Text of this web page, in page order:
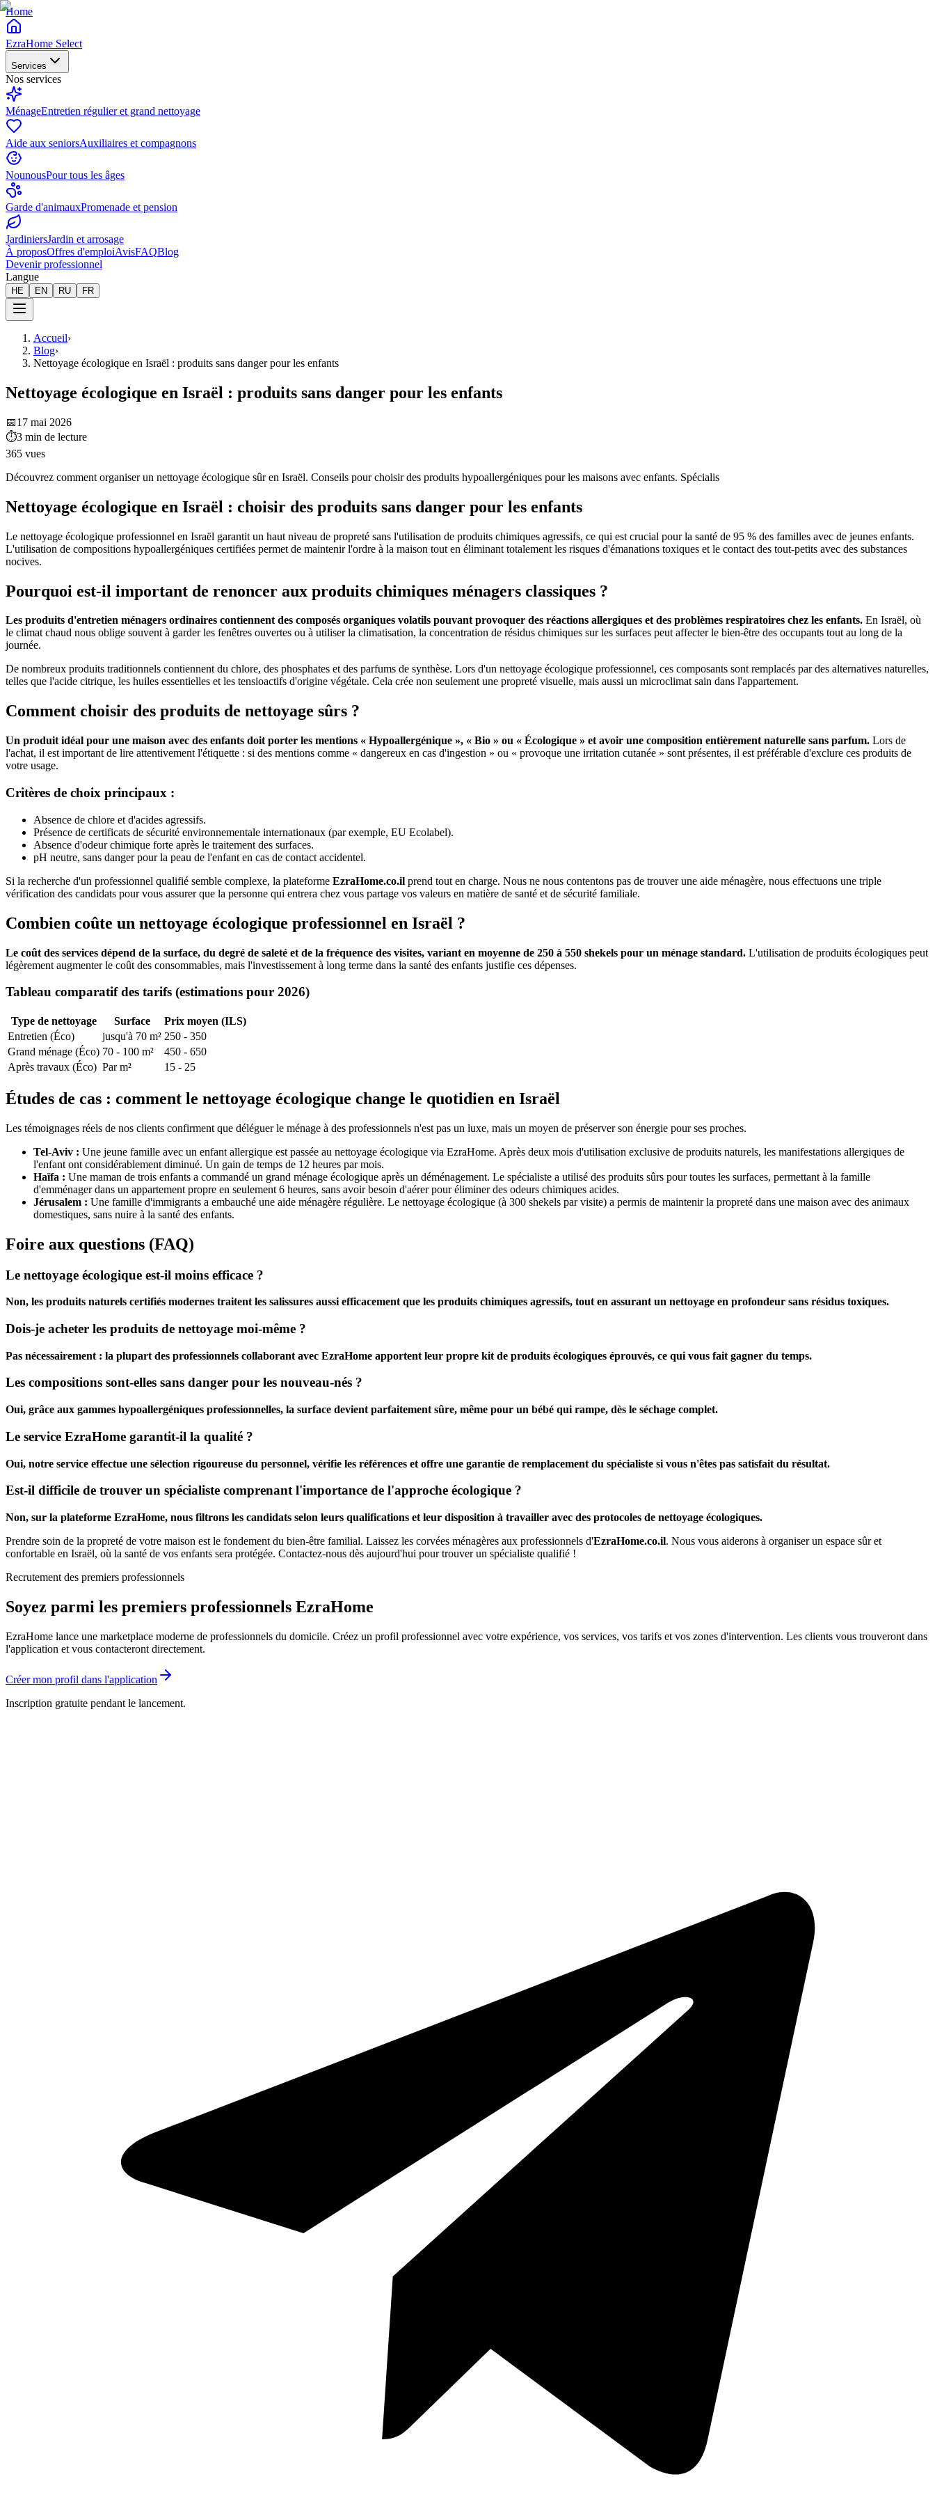
Home
EzraHome Select
Services
Nos services
MénageEntretien régulier et grand nettoyage
Aide aux seniorsAuxiliaires et compagnons
NounousPour tous les âges
Garde d'animauxPromenade et pension
JardiniersJardin et arrosage
À proposOffres d'emploiAvisFAQBlog
Devenir professionnel
Langue
HE EN RU FR
Accueil›
Blog›
Nettoyage écologique en Israël : produits sans danger pour les enfants
Nettoyage écologique en Israël : produits sans danger pour les enfants
📅17 mai 2026
⏱3 min de lecture
365 vues
Découvrez comment organiser un nettoyage écologique sûr en Israël. Conseils pour choisir des produits hypoallergéniques pour les maisons avec enfants. Spécialis
Nettoyage écologique en Israël : choisir des produits sans danger pour les enfants
Le nettoyage écologique professionnel en Israël garantit un haut niveau de propreté sans l'utilisation de produits chimiques agressifs, ce qui est crucial pour la santé de 95 % des familles avec de jeunes enfants.
L'utilisation de compositions hypoallergéniques certifiées permet de maintenir l'ordre à la maison tout en éliminant totalement les risques d'émanations toxiques et le contact des tout-petits avec des substances
nocives.
Pourquoi est-il important de renoncer aux produits chimiques ménagers classiques ?
Les produits d'entretien ménagers ordinaires contiennent des composés organiques volatils pouvant provoquer des réactions allergiques et des problèmes respiratoires chez les enfants. En Israël, où
le climat chaud nous oblige souvent à garder les fenêtres ouvertes ou à utiliser la climatisation, la concentration de résidus chimiques sur les surfaces peut affecter le bien-être des occupants tout au long de la
journée.
De nombreux produits traditionnels contiennent du chlore, des phosphates et des parfums de synthèse. Lors d'un nettoyage écologique professionnel, ces composants sont remplacés par des alternatives naturelles,
telles que l'acide citrique, les huiles essentielles et les tensioactifs d'origine végétale. Cela crée non seulement une propreté visuelle, mais aussi un microclimat sain dans l'appartement.
Comment choisir des produits de nettoyage sûrs ?
Un produit idéal pour une maison avec des enfants doit porter les mentions « Hypoallergénique », « Bio » ou « Écologique » et avoir une composition entièrement naturelle sans parfum. Lors de
l'achat, il est important de lire attentivement l'étiquette : si des mentions comme « dangereux en cas d'ingestion » ou « provoque une irritation cutanée » sont présentes, il est préférable d'exclure ces produits de
votre usage.
Critères de choix principaux :
Absence de chlore et d'acides agressifs.
Présence de certificats de sécurité environnementale internationaux (par exemple, EU Ecolabel).
Absence d'odeur chimique forte après le traitement des surfaces.
pH neutre, sans danger pour la peau de l'enfant en cas de contact accidentel.
Si la recherche d'un professionnel qualifié semble complexe, la plateforme EzraHome.co.il prend tout en charge. Nous ne nous contentons pas de trouver une aide ménagère, nous effectuons une triple
vérification des candidats pour vous assurer que la personne qui entrera chez vous partage vos valeurs en matière de santé et de sécurité familiale.
Combien coûte un nettoyage écologique professionnel en Israël ?
Le coût des services dépend de la surface, du degré de saleté et de la fréquence des visites, variant en moyenne de 250 à 550 shekels pour un ménage standard. L'utilisation de produits écologiques peut
légèrement augmenter le coût des consommables, mais l'investissement à long terme dans la santé des enfants justifie ces dépenses.
Tableau comparatif des tarifs (estimations pour 2026)
Type de nettoyage Surface
Prix moyen (ILS)
Entretien (Éco)
jusqu'à 70 m² 250 - 350
Grand ménage (Éco) 70 - 100 m²
450 - 650
Après travaux (Éco) Par m² 15 - 25
Études de cas : comment le nettoyage écologique change le quotidien en Israël
Les témoignages réels de nos clients confirment que déléguer le ménage à des professionnels n'est pas un luxe, mais un moyen de préserver son énergie pour ses proches.
Tel-Aviv : Une jeune famille avec un enfant allergique est passée au nettoyage écologique via EzraHome. Après deux mois d'utilisation exclusive de produits naturels, les manifestations allergiques de
l'enfant ont considérablement diminué. Un gain de temps de 12 heures par mois.
Haïfa : Une maman de trois enfants a commandé un grand ménage écologique après un déménagement. Le spécialiste a utilisé des produits sûrs pour toutes les surfaces, permettant à la famille
d'emménager dans un appartement propre en seulement 6 heures, sans avoir besoin d'aérer pour éliminer des odeurs chimiques acides.
Jérusalem : Une famille d'immigrants a embauché une aide ménagère régulière. Le nettoyage écologique (à 300 shekels par visite) a permis de maintenir la propreté dans une maison avec des animaux
domestiques, sans nuire à la santé des enfants.
Foire aux questions (FAQ)
Le nettoyage écologique est-il moins efficace ?
Non, les produits naturels certifiés modernes traitent les salissures aussi efficacement que les produits chimiques agressifs, tout en assurant un nettoyage en profondeur sans résidus toxiques.
Dois-je acheter les produits de nettoyage moi-même ?
Pas nécessairement : la plupart des professionnels collaborant avec EzraHome apportent leur propre kit de produits écologiques éprouvés, ce qui vous fait gagner du temps.
Les compositions sont-elles sans danger pour les nouveau-nés ?
Oui, grâce aux gammes hypoallergéniques professionnelles, la surface devient parfaitement sûre, même pour un bébé qui rampe, dès le séchage complet.
Le service EzraHome garantit-il la qualité ?
Oui, notre service effectue une sélection rigoureuse du personnel, vérifie les références et offre une garantie de remplacement du spécialiste si vous n'êtes pas satisfait du résultat.
Est-il difficile de trouver un spécialiste comprenant l'importance de l'approche écologique ?
Non, sur la plateforme EzraHome, nous filtrons les candidats selon leurs qualifications et leur disposition à travailler avec des protocoles de nettoyage écologiques.
Prendre soin de la propreté de votre maison est le fondement du bien-être familial. Laissez les corvées ménagères aux professionnels d'EzraHome.co.il. Nous vous aiderons à organiser un espace sûr et
confortable en Israël, où la santé de vos enfants sera protégée. Contactez-nous dès aujourd'hui pour trouver un spécialiste qualifié !
Recrutement des premiers professionnels
Soyez parmi les premiers professionnels EzraHome
EzraHome lance une marketplace moderne de professionnels du domicile. Créez un profil professionnel avec votre expérience, vos services, vos tarifs et vos zones d'intervention. Les clients vous trouveront dans
l'application et vous contacteront directement.
Créer mon profil dans l'application
Inscription gratuite pendant le lancement.